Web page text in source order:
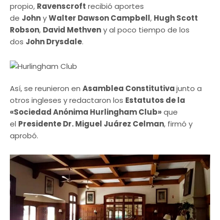
propio, Ravenscroft recibió aportes
de JohnyWalter Dawson Campbell, Hugh Scott
Robson, David Methveny al poco tiempo de los
dos John Drysdale.
Así, se reunieron en Asamblea Constitutivajunto a
otros ingleses y redactaron los Estatutos de la
«Sociedad Anónima Hurlingham Club»que
el Presidente Dr. Miguel Juárez Celman, firmó y
aprobó.